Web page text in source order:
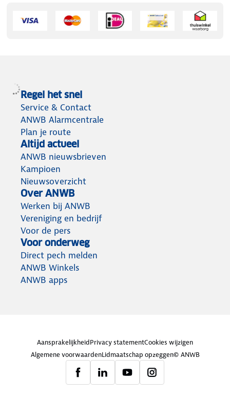
Regel het snel
Service & Contact
ANWB Alarmcentrale
Plan je route
Altijd actueel
ANWB nieuwsbrieven
Kampioen
Nieuwsoverzicht
Over ANWB
Werken bij ANWB
Vereniging en bedrijf
Voor de pers
Voor onderweg
Direct pech melden
ANWB Winkels
ANWB apps
AansprakelijkheidPrivacy statementCookies wijzigen
Algemene voorwaardenLidmaatschap opzeggen© ANWB